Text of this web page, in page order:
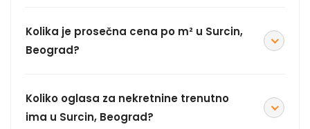
Kolika je prosečna cena po m² u Surcin,
Beograd?
Koliko oglasa za nekretnine trenutno
ima u Surcin, Beograd?